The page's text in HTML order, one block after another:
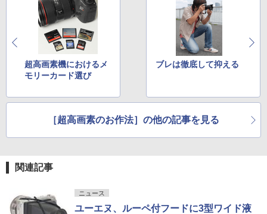
超高画素機におけるメ
モリーカード選び
ブレは徹底して抑える
［超高画素のお作法］の他の記事を見る
関連記事
ニュース
ユーエヌ、ルーペ付フードに3型ワイド液